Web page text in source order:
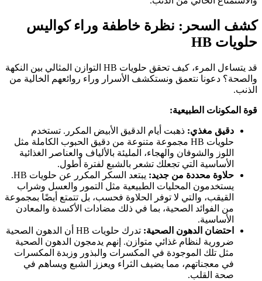
كشف السحر: نظرة خاطفة وراء كواليس
حلويات HB
قد يتساءل المرء، كيف تحقق حلويات HB التوازن المثالي بين النكهة
والصحة؟ دعونا نتعمق ونستكشف الأسرار وراء روائعهم الخالية من
الذنب.
قوة المكونات الطبيعية:
دقيق مغذي: ذهبت أيام الدقيق الأبيض المكرر. تستخدم
حلويات HB مجموعة متنوعة من دقيق الحبوب الكاملة مثل
اللوز والشوفان والهجاء، المليئة بالألياف والعناصر الغذائية
الأساسية التي تجعلك تشعر بالشبع لفترة أطول.
حلاوة محددة من جديد:
يبتعد السكر المكرر عن حلويات HB.
يستخدمون المحليات الطبيعية مثل التمور والعسل وشراب
القيقب، والتي لا توفر الحلاوة فحسب، بل تتمتع أيضًا بمجموعة
من الفوائد الصحية، بما في ذلك مضادات الأكسدة والمعادن
الأساسية.
احتضان الدهون الصحية:
تدرك حلويات HB أن الدهون الصحية
ضرورية لنظام غذائي متوازن. إنهم يدمجون الدهون الصحية
مثل تلك الموجودة في المكسرات والبذور وزبدة المكسرات
في معجناتهم، مما يضيف الثراء ويعزز الشبع ويساهم في
صحة القلب.